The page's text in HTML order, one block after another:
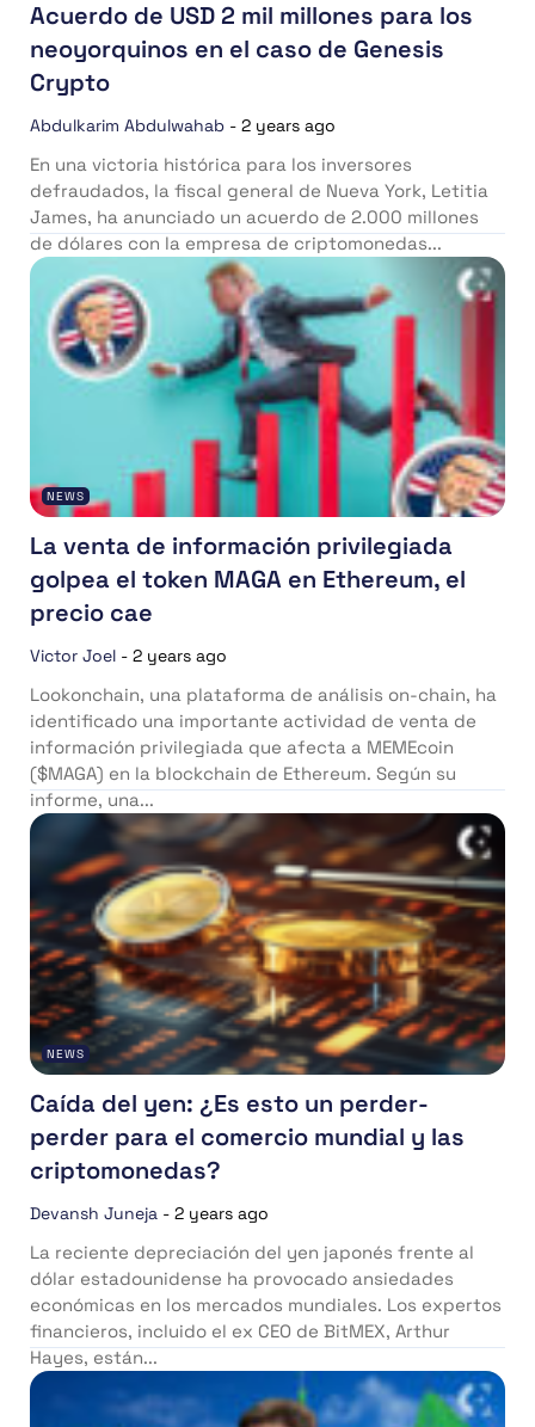
Acuerdo de USD 2 mil millones para los
neoyorquinos en el caso de Genesis
Crypto
Abdulkarim Abdulwahab - 2 years ago
En una victoria histórica para los inversores
defraudados, la fiscal general de Nueva York, Letitia
James, ha anunciado un acuerdo de 2.000 millones
de dólares con la empresa de criptomonedas...
NEWS
La venta de información privilegiada
golpea el token MAGA en Ethereum, el
precio cae
Victor Joel - 2 years ago
Lookonchain, una plataforma de análisis on-chain, ha
identificado una importante actividad de venta de
información privilegiada que afecta a MEMEcoin
($MAGA) en la blockchain de Ethereum. Según su
informe, una...
NEWS
Caída del yen: ¿Es esto un perder-
perder para el comercio mundial y las
criptomonedas?
Devansh Juneja - 2 years ago
La reciente depreciación del yen japonés frente al
dólar estadounidense ha provocado ansiedades
económicas en los mercados mundiales. Los expertos
financieros, incluido el ex CEO de BitMEX, Arthur
Hayes, están...